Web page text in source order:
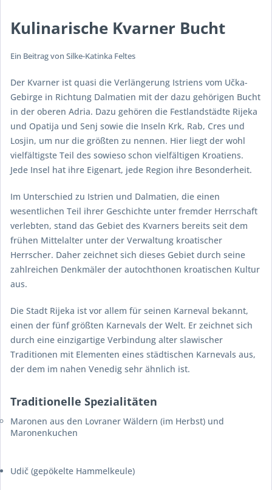
Kulinarische Kvarner Bucht
Ein Beitrag von Silke-Katinka Feltes
Der Kvarner ist quasi die Verlängerung Istriens vom Učka-
Gebirge in Richtung Dalmatien mit der dazu gehörigen Bucht
in der oberen Adria. Dazu gehören die Festlandstädte Rijeka
und Opatija und Senj sowie die Inseln Krk, Rab, Cres und
Losjin, um nur die größten zu nennen. Hier liegt der wohl
vielfältigste Teil des sowieso schon vielfältigen Kroatiens.
Jede Insel hat ihre Eigenart, jede Region ihre Besonderheit.
Im Unterschied zu Istrien und Dalmatien, die einen
wesentlichen Teil ihrer Geschichte unter fremder Herrschaft
verlebten, stand das Gebiet des Kvarners bereits seit dem
frühen Mittelalter unter der Verwaltung kroatischer
Herrscher. Daher zeichnet sich dieses Gebiet durch seine
zahlreichen Denkmäler der autochthonen kroatischen Kultur
aus.
Die Stadt Rijeka ist vor allem für seinen Karneval bekannt,
einen der fünf größten Karnevals der Welt. Er zeichnet sich
durch eine einzigartige Verbindung alter slawischer
Traditionen mit Elementen eines städtischen Karnevals aus,
der dem im nahen Venedig sehr ähnlich ist.
Traditionelle Spezialitäten
Maronen aus den Lovraner Wäldern (im Herbst) und
Maronenkuchen
Udič (gepökelte Hammelkeule)